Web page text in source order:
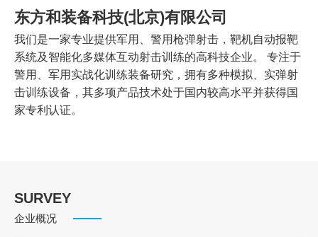
东方和装备科技(北京)有限公司
我们是一家专业提供军用、警用枪弹射击，靶机自动报靶
系统及智能化多媒体互动射击训练的高科技企业。 专注于
警用、军用实战化训练装备研究，拥有多种模拟、实弹射
击训练设备，其多项产品技术处于国内较高水平并获得国
家专利认证。
SURVEY
企业概况